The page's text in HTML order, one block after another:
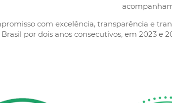
com excelência, transparência e
Brasil por dois anos consecutivos, em 2023